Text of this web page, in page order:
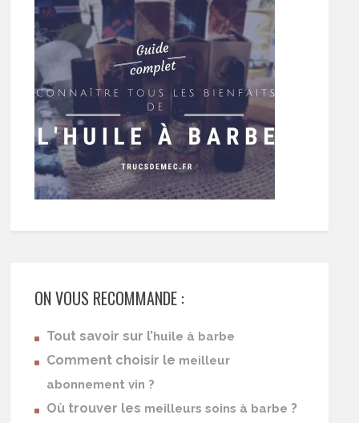
ON VOUS RECOMMANDE :
Tout savoir sur l’huile à barbe
Comment choisir le meilleur
abonnement vin ?
Où trouver les meilleurs soins à barbe ?